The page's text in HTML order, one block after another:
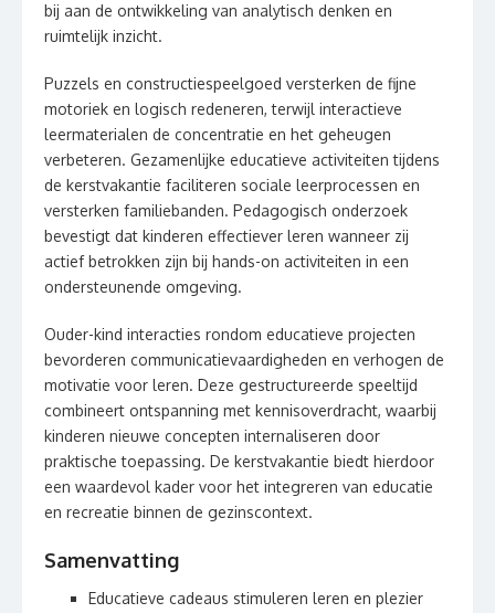
bij aan de ontwikkeling van analytisch denken en
ruimtelijk inzicht.
Puzzels en constructiespeelgoed versterken de fijne
motoriek en logisch redeneren, terwijl interactieve
leermaterialen de concentratie en het geheugen
verbeteren. Gezamenlijke educatieve activiteiten tijdens
de kerstvakantie faciliteren sociale leerprocessen en
versterken familiebanden. Pedagogisch onderzoek
bevestigt dat kinderen effectiever leren wanneer zij
actief betrokken zijn bij hands-on activiteiten in een
ondersteunende omgeving.
Ouder-kind interacties rondom educatieve projecten
bevorderen communicatievaardigheden en verhogen de
motivatie voor leren. Deze gestructureerde speeltijd
combineert ontspanning met kennisoverdracht, waarbij
kinderen nieuwe concepten internaliseren door
praktische toepassing. De kerstvakantie biedt hierdoor
een waardevol kader voor het integreren van educatie
en recreatie binnen de gezinscontext.
Samenvatting
Educatieve cadeaus stimuleren leren en plezier